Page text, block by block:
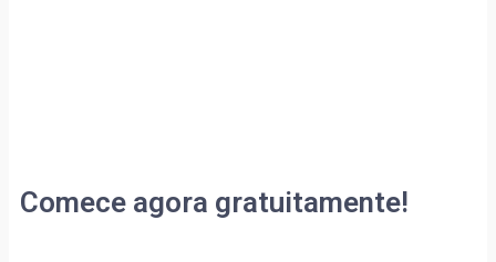
Comece agora gratuitamente!